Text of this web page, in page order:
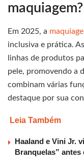
maquiagem?
Em 2025, a
inclusiva e prática.
linhas de produtos
pele, promovendo a
combinam várias
destaque por sua
Leia Também
Haaland e Vini Jr.
Branquelas”